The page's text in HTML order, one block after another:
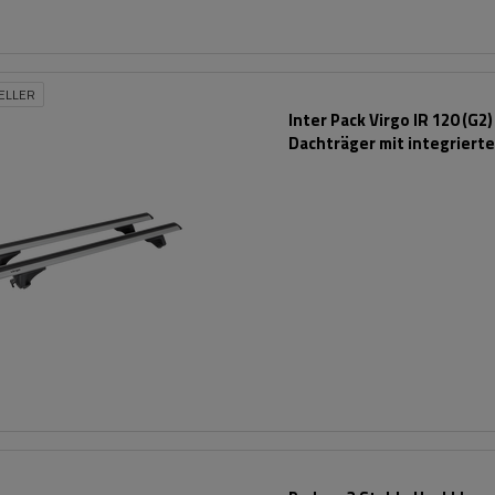
Inter Pack Virgo IR 120 (G2)
Dachträger mit